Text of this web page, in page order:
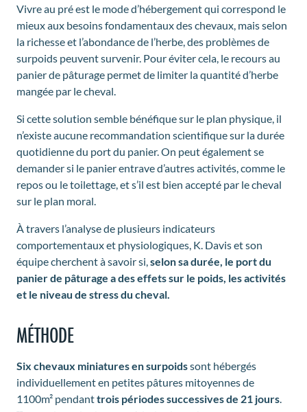
Vivre au pré est le mode d’hébergement qui correspond le
mieux aux besoins fondamentaux des chevaux, mais selon
la richesse et l’abondance de l’herbe, des problèmes de
surpoids peuvent survenir. Pour éviter cela, le recours au
panier de pâturage permet de limiter la quantité d’herbe
mangée par le cheval.
Si cette solution semble bénéfique sur le plan physique, il
n’existe aucune recommandation scientifique sur la durée
quotidienne du port du panier. On peut également se
demander si le panier entrave d’autres activités, comme le
repos ou le toilettage, et s’il est bien accepté par le cheval
sur le plan moral.
À travers l’analyse de plusieurs indicateurs
comportementaux et physiologiques, K. Davis et son
équipe cherchent à savoir si,selon sa durée, le port du
panier de pâturage a des effets sur le poids, les activités
et le niveau de stress du cheval.
MÉTHODE
Six chevaux miniatures en surpoidssont hébergés
individuellement en petites pâtures mitoyennes de
1100m² pendanttrois périodes successives de 21 jours.